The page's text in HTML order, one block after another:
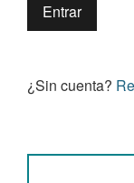
Entrar
¿Sin cuenta?